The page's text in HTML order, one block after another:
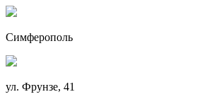
Симферополь
ул. Фрунзе, 41